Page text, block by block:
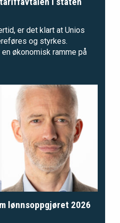
er det klart at Unios
og styrkes.
økonomisk ramme på
lønnsoppgjøret 2026